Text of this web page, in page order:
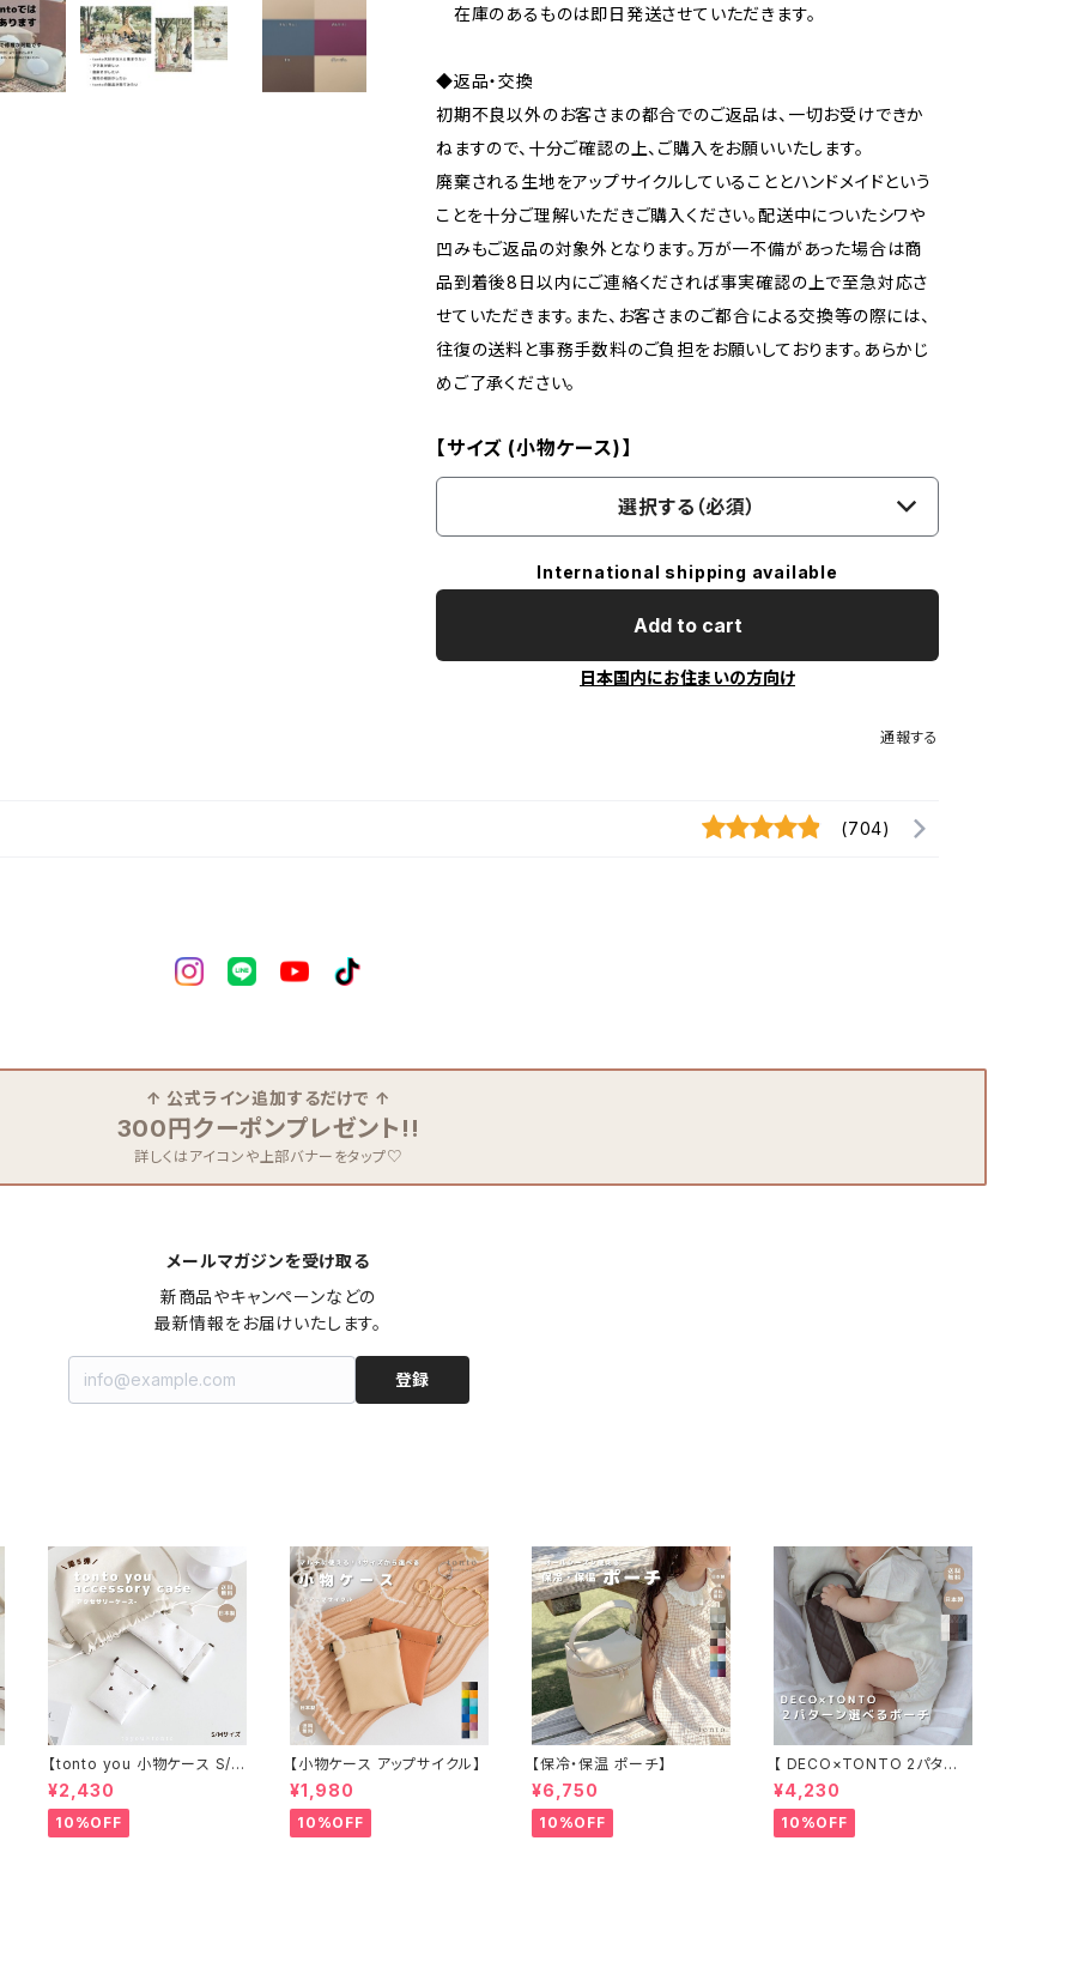
在庫のあるものは即日発送させていただきます。
◆返品・交換
初期不良以外のお客さまの都合でのご返品は、一切お受けできか
ねますので、十分ご確認の上、ご購入をお願いいたします。
廃棄される生地をアップサイクルしていることとハンドメイドという
ことを十分ご理解いただきご購入ください。配送中についたシワや
凹みもご返品の対象外となります。万が一不備があった場合は商
品到着後8日以内にご連絡くだされば事実確認の上で至急対応さ
せていただきます。また、お客さまのご都合による交換等の際には、
往復の送料と事務手数料のご負担をお願いしております。あらかじ
めご了承ください。
【サイズ (小物ケース)】
選択する（必須）
International shipping available
Add to cart
日本国内にお住まいの方向け
通報する
(704)
↑ 公式ライン追加するだけで ↑
300円クーポンプレゼント!!
詳しくはアイコンや上部バナーをタップ♡
メールマガジンを受け取る
新商品やキャンペーンなどの
最新情報をお届けいたします。
登録
【tonto you 小物ケース S/M
サイズ】
¥2,430
10%OFF
【小物ケース アップサイクル】
¥1,980
10%OFF
【保冷・保温 ポーチ】
¥6,750
10%OFF
【 DECO×TONTO 2パター
ンから選べるポーチ】
¥4,230
10%OFF